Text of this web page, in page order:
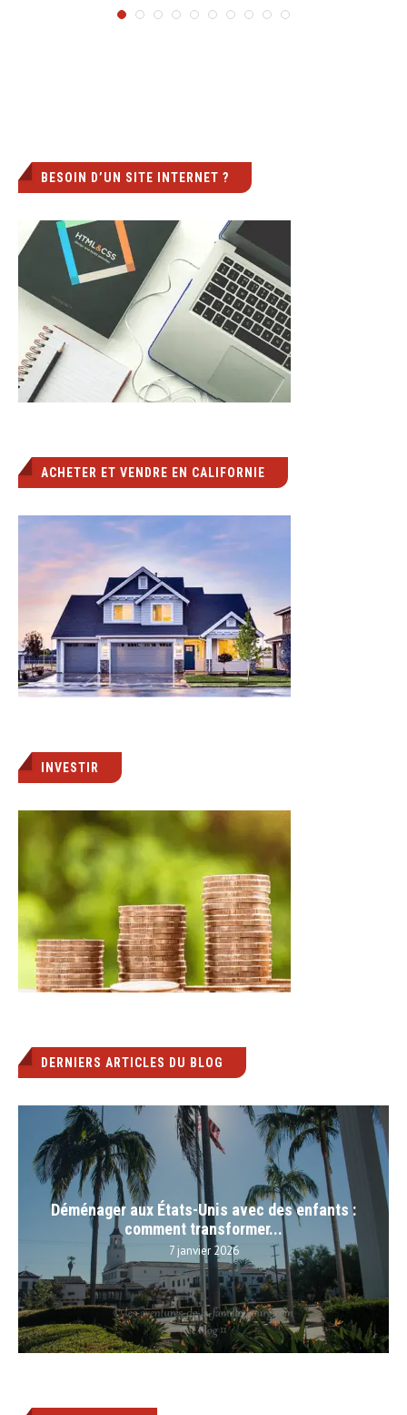
BESOIN D’UN SITE INTERNET ?
ACHETER ET VENDRE EN CALIFORNIE
INVESTIR
DERNIERS ARTICLES DU BLOG
Déménager aux États-Unis avec des enfants :
comment transformer...
7 janvier 2026